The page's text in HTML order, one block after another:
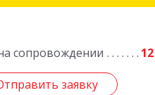
сопровождении 12
заявку
Подробнее
заявку